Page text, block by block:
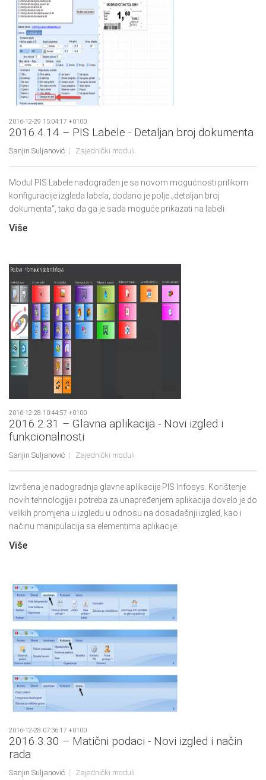
2016-12-29 15:04:17 +0100
2016.4.14 – PIS Labele - Detaljan broj dokumenta
Sanjin Suljanović Zajednički moduli
Modul PIS Labele nadograđen je sa novom mogućnosti prilikom
konfiguracije izgleda labela, dodano je polje „detaljan broj
dokumenta“, tako da ga je sada moguće prikazati na labeli.
Više
2016-12-28 10:44:57 +0100
2016.2.31 – Glavna aplikacija - Novi izgled i
funkcionalnosti
Sanjin Suljanović Zajednički moduli
Izvršena je nadogradnja glavne aplikacije PIS Infosys. Korištenje
novih tehnologija i potreba za unapređenjem aplikacija dovelo je do
velikih promjena u izgledu u odnosu na dosadašnji izgled, kao i
načinu manipulacija sa elementima aplikacije.
Više
2016-12-28 07:36:17 +0100
2016.3.30 – Matični podaci - Novi izgled i način
rada
Sanjin Suljanović Zajednički moduli